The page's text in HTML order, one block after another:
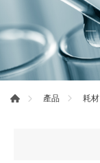
產品 耗材